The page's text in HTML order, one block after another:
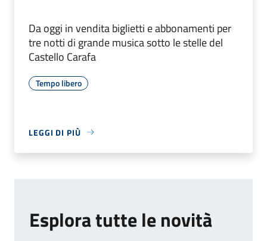
Da oggi in vendita biglietti e abbonamenti per
tre notti di grande musica sotto le stelle del
Castello Carafa
Tempo libero
LEGGI DI PIÙ
Esplora tutte le novità